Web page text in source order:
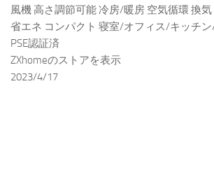
風機 高さ調節可能 冷房/暖房 空気循環 換
省エネ コンパクト 寝室/オフィス/キッチン
PSE認証済
ZXhomeのストアを表示
2023/4/17